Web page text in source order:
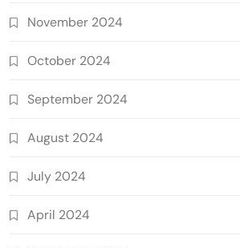
November 2024
October 2024
September 2024
August 2024
July 2024
April 2024